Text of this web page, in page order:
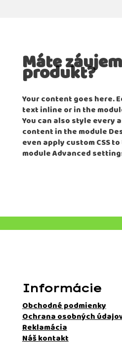
Máte
produkt?
Your content goes here.
text inline or in the
You can also style every
content in the module
even apply custom CSS
module Advanced
Informácie
Obchodné podmienky
Ochrana osobných
Reklamácia
Náš kontakt